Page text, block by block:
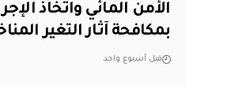
الأمن المائي واتخاذ
بمكافحة آثار التغير
قبل أسبوع واحد